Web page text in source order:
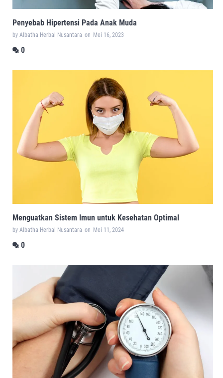
Penyebab Hipertensi Pada Anak Muda
by Albatha Herbal Nusantara on Mei 16, 2023
0
Menguatkan Sistem Imun untuk Kesehatan Optimal
by Albatha Herbal Nusantara on Mei 11, 2024
0